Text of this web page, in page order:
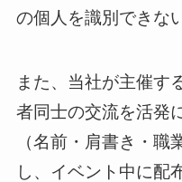
の個人を識別できな
また、当社が主催す
者同士の交流を活発
（名前・肩書き・
し、イベント中に配